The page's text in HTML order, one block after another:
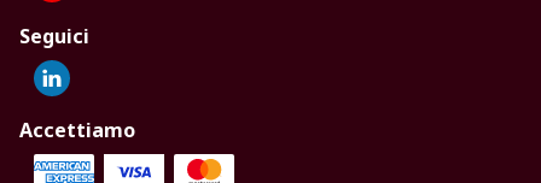
Seguici
Accettiamo